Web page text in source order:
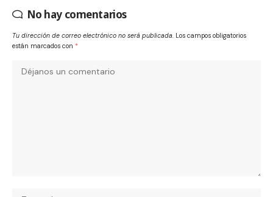
No hay comentarios
Tu dirección de correo electrónico no será publicada. Los campos obligatorios
están marcados con *